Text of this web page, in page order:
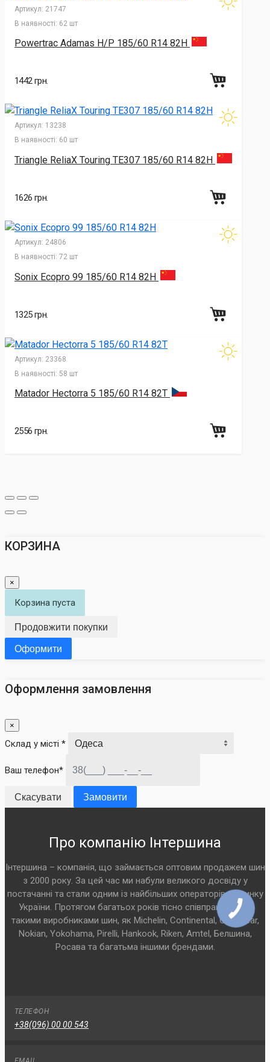
Артикул: 21747
В наявності: 62 шт
Powertrac Adamas H/P 185/60 R14 82H
1442 грн.
Артикул: 13238
В наявності: 60 шт
Triangle ReliaX Touring TE307 185/60 R14 82H
1626 грн.
Артикул: 24806
В наявності: 72 шт
Sonix Ecopro 99 185/60 R14 82H
1325 грн.
Артикул: 23368
В наявності: 58 шт
Matador Hectorra 5 185/60 R14 82T
2556 грн.
КОРЗИНА
×
Корзина пуста
Продовжити покупки
Оформити
Оформлення замовлення
×
Склад у місті *
Ваш телефон*
Скасувати Замовити
Про компанію Інтершина
Інтершина – компанія, що займається оптовим продажем шин
з 2000 року. За цей час ми набули великого досвіду у
постачанні та стали одним із найбільших операторів на ринку
України. Протягом багатьох років тісно співпрацюємо з
такими виробниками шин, як Michelin, Continental, Goodyear,
Nokian, Yokohama, Pirelli, Hankook, Riken, Amtel, Белшина,
Росава та багатьма іншими брендами.
ТЕЛЕФОН
+38(096) 00 00 543